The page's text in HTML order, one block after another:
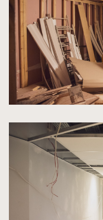
oryginalnych
spowoduje
powiększenie
zdjęcia
oryginalnych